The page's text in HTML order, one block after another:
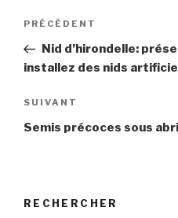
Navigation
l’article
Article
précédent
PRÉCÉDENT
Nid d’hirondelle:
installez des nids
Article
suivant
SUIVANT
Semis précoces sous abri
RECHERCHER